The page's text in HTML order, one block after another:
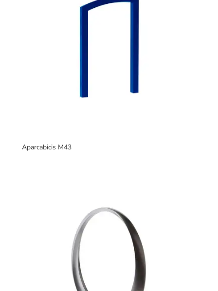
Aparcabicis M43